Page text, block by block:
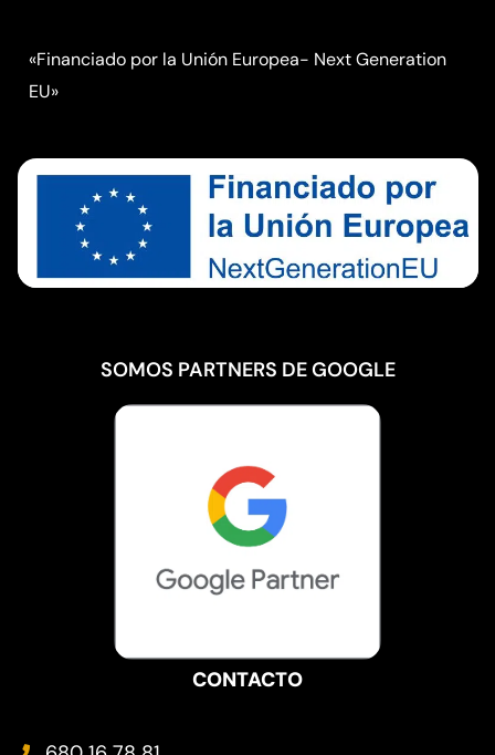
«Financiado por la Unión Europea- Next Generation
EU»
SOMOS PARTNERS DE GOOGLE
CONTACTO